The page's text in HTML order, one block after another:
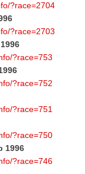
?race=2704
?race=2703
?race=753
?race=752
?race=751
?race=750
1996
?race=746